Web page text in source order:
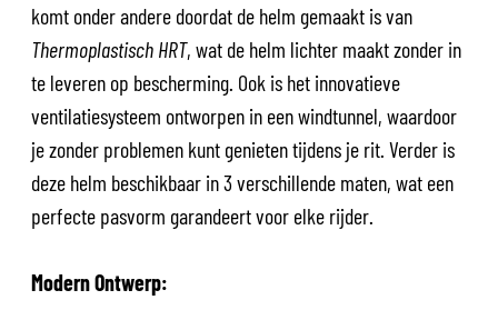
komt onder andere doordat de helm gemaakt is van
Thermoplastisch HRT, wat de helm lichter maakt zonder in
te leveren op bescherming. Ook is het innovatieve
ventilatiesysteem ontworpen in een windtunnel, waardoor
je zonder problemen kunt genieten tijdens je rit. Verder is
deze helm beschikbaar in 3 verschillende maten, wat een
perfecte pasvorm garandeert voor elke rijder.
Modern Ontwerp: